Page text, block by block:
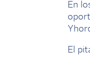
En
El